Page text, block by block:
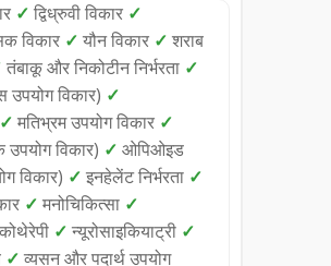
✓ द्विध्रुवी विकार ✓
विकार ✓ यौन विकार ✓ शराब
तंबाकू और निकोटीन निर्भरता ✓
उपयोग विकार) ✓
✓ मतिभ्रम उपयोग विकार ✓
उपयोग विकार) ✓ ओपिओइड
विकार) ✓ इनहेलेंट निर्भरता ✓
✓ मनोचिकित्सा ✓
✓ न्यूरोसाइकियाट्री ✓
✓ व्यसन और पदार्थ उपयोग